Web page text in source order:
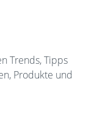
Trends, Tipps
Produkte und